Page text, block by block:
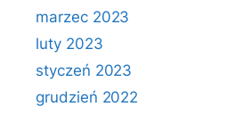
marzec 2023
luty 2023
styczeń 2023
grudzień 2022